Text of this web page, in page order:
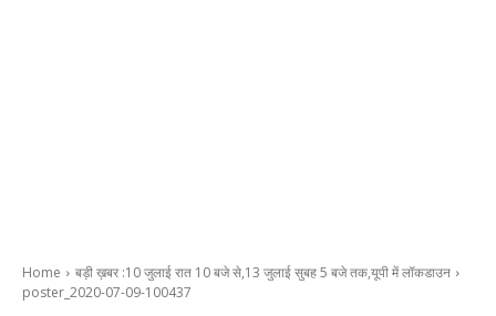
Home
बड़ी ख़बर :10 जुलाई रात 10 बजे से,13 जुलाई सुबह 5 बजे तक,यूपी में लॉकडाउन
poster_2020-07-09-100437